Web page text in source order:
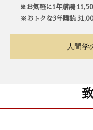
※お気軽に1年購読
※おトクな3年購読
人間学